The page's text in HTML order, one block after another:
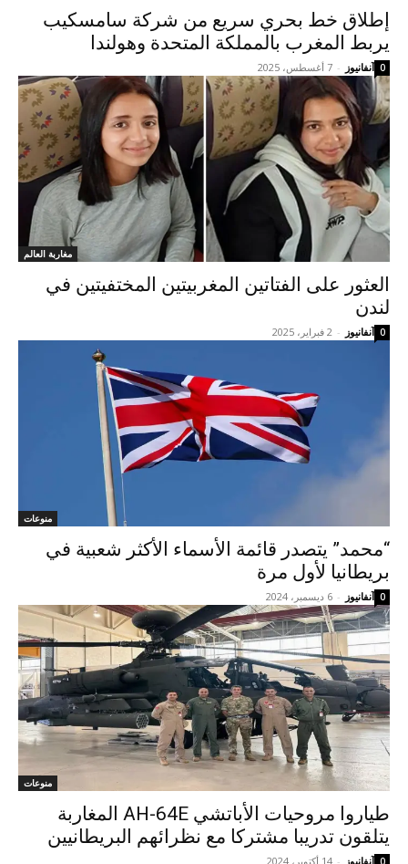
إطلاق خط بحري سريع من شركة سامسكيب
يربط المغرب بالمملكة المتحدة وهولندا
آنفانيوز - 7 أغسطس، 2025 0
مغاربة العالم
العثور على الفتاتين المغربيتين المختفيتين في
لندن
آنفانيوز - 2 فبراير، 2025 0
منوعات
“محمد” يتصدر قائمة الأسماء الأكثر شعبية في
بريطانيا لأول مرة
آنفانيوز - 6 ديسمبر، 2024 0
منوعات
طياروا مروحيات الأباتشي AH-64E المغاربة
يتلقون تدريبا مشتركا مع نظرائهم البريطانيين
آنفانيوز - 14 أكتوبر، 2024 0